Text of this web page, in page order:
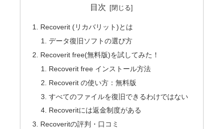
目次
Recoverit (リカバリット)とは
データ復旧ソフトの選び方
Recoverit free(無料版)を試してみた！
Recoverit free インストール方法
Recoverit の使い方：無料版
すべてのファイルを復旧できるわけではない
Recoveritには返金制度がある
Recoveritの評判・口コミ